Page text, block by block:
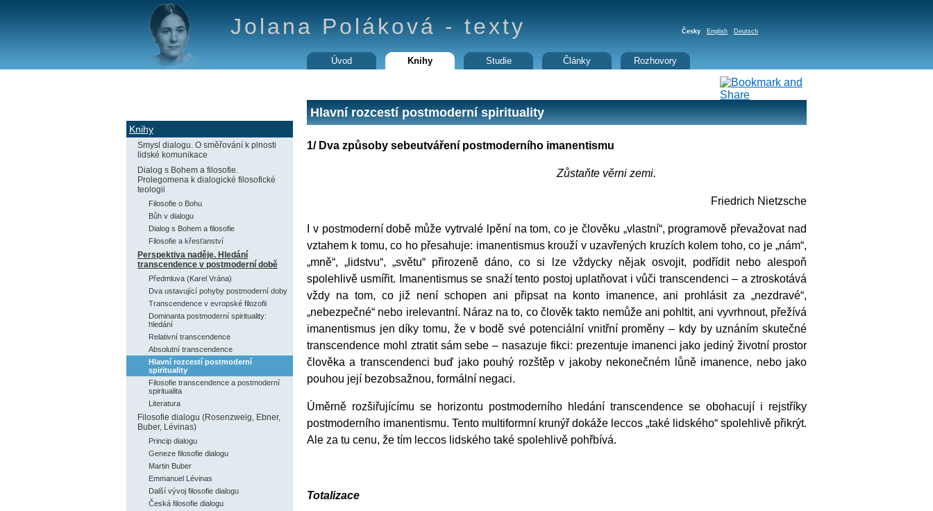
Jolana Poláková - texty
Úvod Knihy Studie Články Rozhovory
Knihy
Smysl dialogu. O směřování k plnosti
lidské komunikace
Dialog s Bohem a filosofie.
Prolegomena k dialogické filosofické
teologii
Filosofie o Bohu
Bůh v dialogu
Dialog s Bohem a filosofie
Filosofie a křesťanství
Perspektiva naděje. Hledání
transcendence v postmoderní době
Předmluva (Karel Vrána)
Dva ustavující pohyby postmoderní doby
Transcendence v evropské filozofii
Dominanta postmoderní spirituality:
hledání
Relativní transcendence
Absolutní transcendence
Hlavní rozcestí postmoderní
spirituality
Filosofie transcendence a postmoderní
spiritualita
Literatura
Filosofie dialogu (Rosenzweig, Ebner,
Buber, Lévinas)
Princip dialogu
Geneze filosofie dialogu
Martin Buber
Emmanuel Lévinas
Další vývoj filosofie dialogu
Česká filosofie dialogu
Hlavní rozcestí postmoderní spirituality
1/ Dva způsoby sebeutváření postmoderního imanentismu
Zůstaňte věrni zemi.
Friedrich Nietzsche
I v postmoderní době může vytrvalé lpění na tom, co je člověku „vlastní“, programově převažovat nad
vztahem k tomu, co ho přesahuje: imanentismus krouží v uzavřených kruzích kolem toho, co je „nám“,
„mně“, „lidstvu“, „světu“ přirozeně dáno, co si lze vždycky nějak osvojit, podřídit nebo alespoň
spolehlivě usmířit. Imanentismus se snaží tento postoj uplatňovat i vůči transcendenci – a ztroskotává
vždy na tom, co již není schopen ani připsat na konto imanence, ani prohlásit za „nezdravé“,
„nebezpečné“ nebo irelevantní. Náraz na to, co člověk takto nemůže ani pohltit, ani vyvrhnout, přežívá
imanentismus jen díky tomu, že v bodě své potenciální vnitřní proměny – kdy by uznáním skutečné
transcendence mohl ztratit sám sebe – nasazuje fikci: prezentuje imanenci jako jediný životní prostor
člověka a transcendenci buď jako pouhý rozštěp v jakoby nekonečném lůně imanence, nebo jako
pouhou její bezobsažnou, formální negaci.
Úměrně rozšiřujícímu se horizontu postmoderního hledání transcendence se obohacují i rejstříky
postmoderního imanentismu. Tento multiformní krunýř dokáže leccos „také lidského“ spolehlivě přikrýt.
Ale za tu cenu, že tím leccos lidského také spolehlivě pohřbívá.
Totalizace
Česky English Deutsch